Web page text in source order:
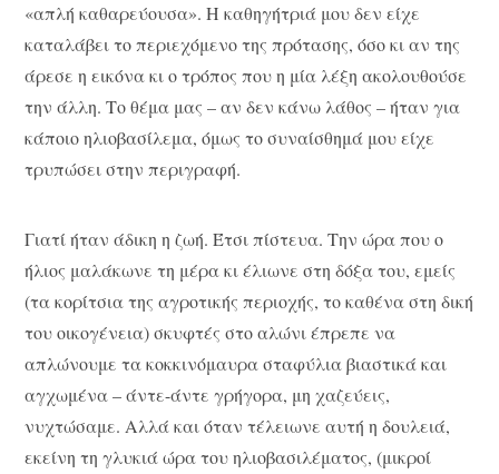
«απλή καθαρεύουσα». Η καθηγήτριά μου δεν είχε
καταλάβει το περιεχόμενο της πρότασης, όσο κι αν της
άρεσε η εικόνα κι ο τρόπος που η μία λέξη ακολουθούσε
την άλλη. Το θέμα μας – αν δεν κάνω λάθος – ήταν για
κάποιο ηλιοβασίλεμα, όμως το συναίσθημά μου είχε
τρυπώσει στην περιγραφή.
Γιατί ήταν άδικη η ζωή. Έτσι πίστευα. Την ώρα που ο
ήλιος μαλάκωνε τη μέρα κι έλιωνε στη δόξα του, εμείς
(τα κορίτσια της αγροτικής περιοχής, το καθένα στη δική
του οικογένεια) σκυφτές στο αλώνι έπρεπε να
απλώνουμε τα κοκκινόμαυρα σταφύλια βιαστικά και
αγχωμένα – άντε-άντε γρήγορα, μη χαζεύεις,
νυχτώσαμε. Αλλά και όταν τέλειωνε αυτή η δουλειά,
εκείνη τη γλυκιά ώρα του ηλιοβασιλέματος, (μικροί